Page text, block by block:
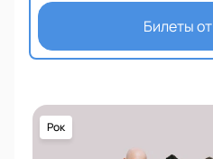
Билеты от
Рок